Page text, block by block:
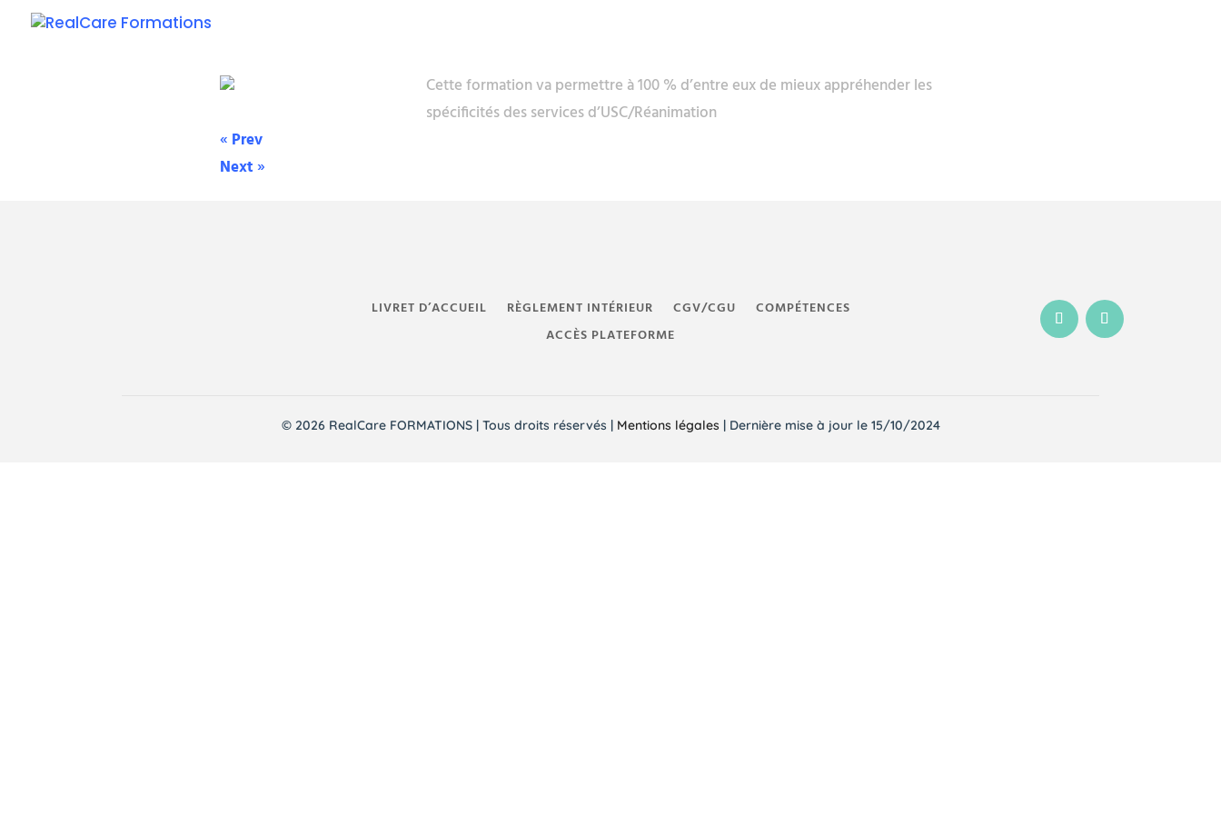
Cette formation va permettre à 100 % d’entre eux de mieux appréhender les
spécificités des services d’USC/Réanimation
« Prev
Next»
LIVRET D’ACCUEIL RÈGLEMENT INTÉRIEUR CGV/CGU
COMPÉTENCES
ACCÈS PLATEFORME
© 2026 RealCare FORMATIONS | Tous droits réservés | Mentions légales | Dernière mise à jour le 15/10/2024